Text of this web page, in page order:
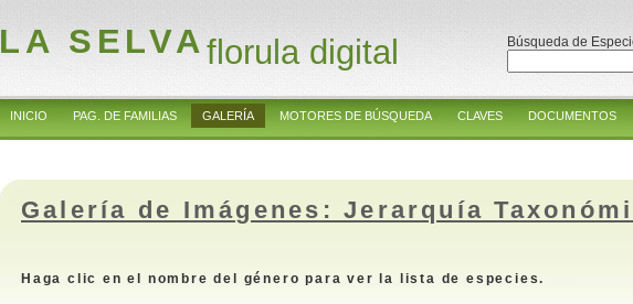
LA SELVAflorula digital Búsqueda de
INICIO PAG. DE FAMILIAS GALERÍA MOTORES DE BÚSQUEDA CLAVES DOCUMENTOS
Galería de Imágenes: Jerarquía
Haga clic en el nombre del género para ver la lista de especies.